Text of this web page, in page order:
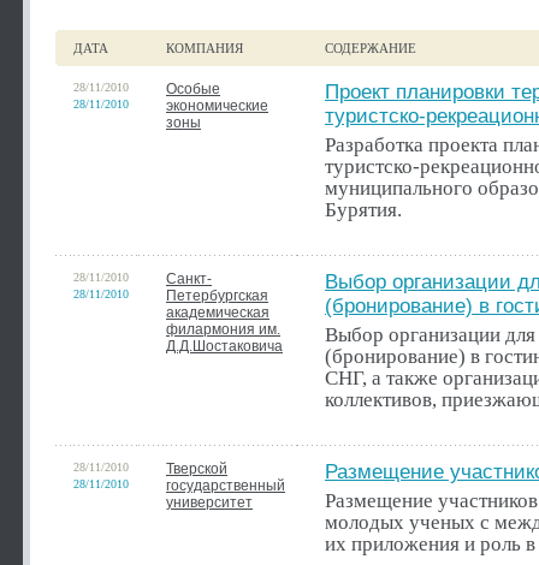
ДАТА КОМПАНИЯ СОДЕРЖАНИЕ
28/11/2010
28/11/2010
Особые
экономические
зоны
Проект планировки
туристско-
Разработка проекта
туристско-
муниципального
Бурятия.
28/11/2010
28/11/2010
Санкт-
Петербургская
академическая
филармония им.
Д.Д.Шостаковича
Выбор организации
(бронирование) в
Выбор организации
(бронирование) в
СНГ, а также
коллективов,
28/11/2010
28/11/2010
Тверской
государственный
университет
Размещение
Размещение
молодых ученых с
их приложения и роль